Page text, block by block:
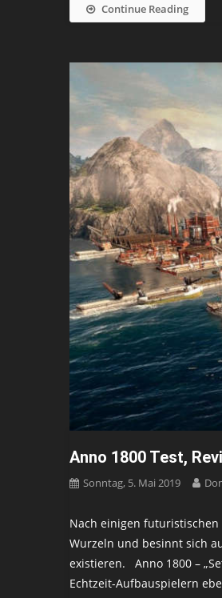
Continue Reading
Anno 1800 Test,
Sonntag, 5. Mai 2019
Nach einigen
Wurzeln und besinnt sich
existieren. Anno 1800 –
Echtzeit-Aufbauspielern